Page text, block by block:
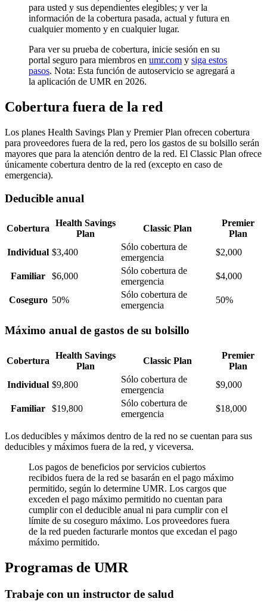
para usted y sus dependientes elegibles; y ver la
información de la cobertura pasada, actual y futura en
cualquier momento y en cualquier lugar.
Para ver su prueba de cobertura, inicie sesión en su
portal seguro para miembros en umr.com y siga estos
pasos. Nota: Esta función de autoservicio se agregará a
la aplicación de UMR en 2026.
Cobertura fuera de la red
Los planes Health Savings Plan y Premier Plan ofrecen cobertura
para proveedores fuera de la red, pero los gastos de su bolsillo serán
mayores que para la atención dentro de la red. El Classic Plan ofrece
únicamente cobertura dentro de la red (excepto en caso de
emergencia).
Deducible anual
Cobertura
Health Savings
Plan
Classic Plan
Premier
Plan
Individual $3,400
Sólo cobertura de
emergencia
$2,000
Familiar $6,000
Sólo cobertura de
emergencia
$4,000
Coseguro 50%
Sólo cobertura de
emergencia
50%
Máximo anual de gastos de su bolsillo
Cobertura
Health Savings
Plan
Classic Plan
Premier
Plan
Individual $9,800
Sólo cobertura de
emergencia
$9,000
Familiar $19,800
Sólo cobertura de
emergencia
$18,000
Los deducibles y máximos dentro de la red no se cuentan para sus
deducibles y máximos fuera de la red, y viceversa.
Los pagos de beneficios por servicios cubiertos
recibidos fuera de la red se basarán en el pago máximo
permitido, según lo determine UMR. Los cargos que
exceden el pago máximo permitido no cuentan para
cumplir con el deducible anual ni para cumplir con el
límite de su coseguro máximo. Los proveedores fuera
de la red pueden facturarle montos que excedan el pago
máximo permitido.
Programas de UMR
Trabaje con un instructor de salud